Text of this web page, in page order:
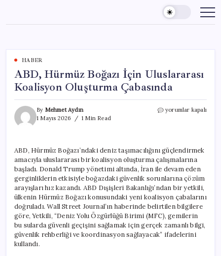
content
HABER
ABD, Hürmüz Boğazı İçin Uluslararası
Koalisyon Oluşturma Çabasında
By Mehmet Aydın
1 Mayıs 2026
1 Min Read
ABD,
Koalisyon
Oluşturma
Çabasında
için
yorumlar kapalı
ABD, Hürmüz Boğazı’ndaki deniz taşımacılığını güçlendirmek
amacıyla uluslararası bir koalisyon oluşturma çalışmalarına
başladı. Donald Trump yönetimi altında, İran ile devam eden
gerginliklerin etkisiyle boğazdaki güvenlik sorunlarına çözüm
arayışları hız kazandı. ABD Dışişleri Bakanlığı’ndan bir yetkili,
ülkenin Hürmüz Boğazı konusundaki yeni koalisyon çabalarını
doğruladı. Wall Street Journal’ın haberinde belirtilen bilgilere
göre, Yetkili, “Deniz Yolu Özgürlüğü Birimi (MFC), gemilerin
bu sularda güvenli geçişini sağlamak için gerçek zamanlı bilgi,
güvenlik rehberliği ve koordinasyon sağlayacak” ifadelerini
kullandı.